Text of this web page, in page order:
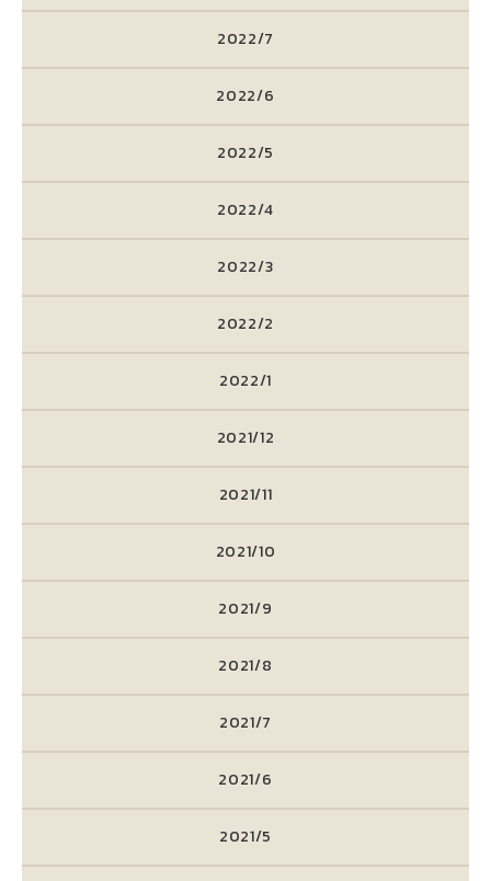
2022/7
2022/6
2022/5
2022/4
2022/3
2022/2
2022/1
2021/12
2021/11
2021/10
2021/9
2021/8
2021/7
2021/6
2021/5